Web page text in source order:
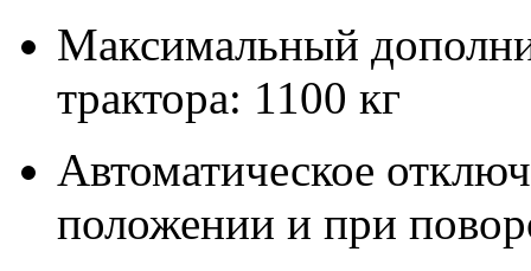
Максимальный
трактора: 1100 кг
Автоматическое
положении и при